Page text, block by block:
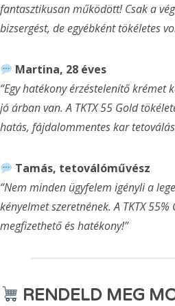
fantasztikusan működött! Csak a
bizsergést, de egyébként tökéletes
Martina, 28 éves
“Egy hatékony érzéstelenítő krémet
jó árban van. A TKTX 55 Gold
hatás, fájdalommentes kar
Tamás, tetoválóművész
“Nem minden ügyfelem igényli a
kényelmet szeretnének. A TKTX
megfizethető és hatékony!”
RENDELD MEG